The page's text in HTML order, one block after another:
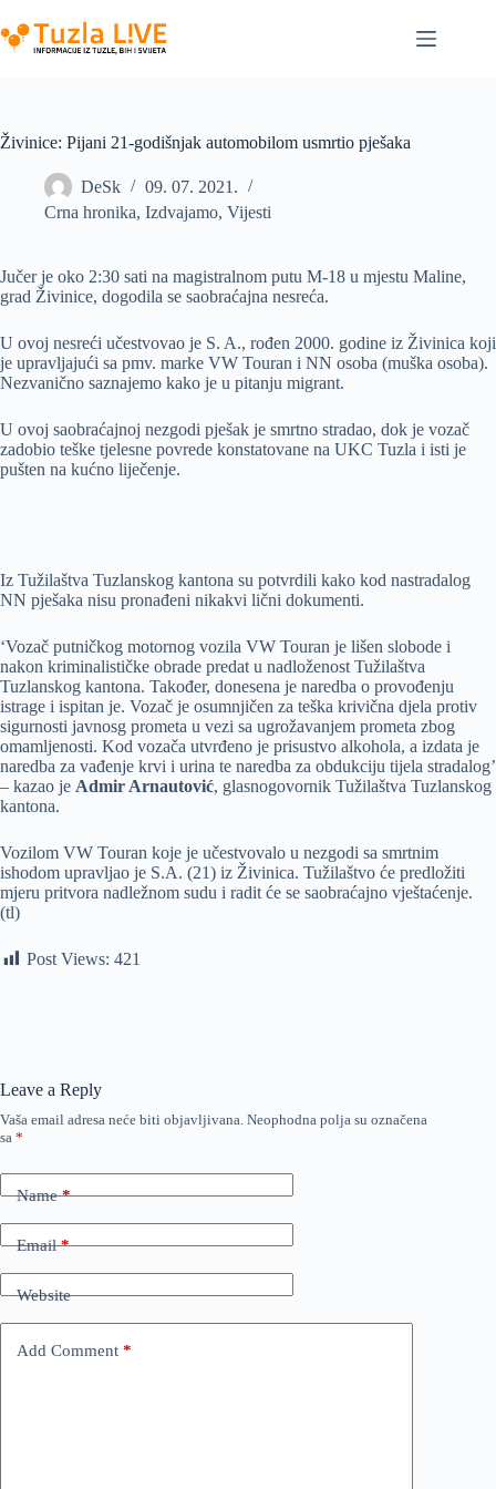
to
content
Živinice: Pijani 21-godišnjak automobilom usmrtio pješaka
DeSk
09. 07. 2021.
Crna hronika, Izdvajamo, Vijesti
Jučer je oko 2:30 sati na magistralnom putu M-18 u mjestu Maline,
grad Živinice, dogodila se saobraćajna nesreća.
U ovoj nesreći učestvovao je S. A., rođen 2000. godine iz Živinica koji
je upravljajući sa pmv. marke VW Touran i NN osoba (muška osoba).
Nezvanično saznajemo kako je u pitanju migrant.
U ovoj saobraćajnoj nezgodi pješak je smrtno stradao, dok je vozač
zadobio teške tjelesne povrede konstatovane na UKC Tuzla i isti je
pušten na kućno liječenje.
Iz Tužilaštva Tuzlanskog kantona su potvrdili kako kod nastradalog
NN pješaka nisu pronađeni nikakvi lični dokumenti.
‘Vozač putničkog motornog vozila VW Touran je lišen slobode i
nakon kriminalističke obrade predat u nadloženost Tužilaštva
Tuzlanskog kantona. Također, donesena je naredba o provođenju
istrage i ispitan je. Vozač je osumnjičen za teška krivična djela protiv
sigurnosti javnosg prometa u vezi sa ugrožavanjem prometa zbog
omamljenosti. Kod vozača utvrđeno je prisustvo alkohola, a izdata je
naredba za vađenje krvi i urina te naredba za obdukciju tijela stradalog’
– kazao je Admir Arnautović, glasnogovornik Tužilaštva Tuzlanskog
kantona.
Vozilom VW Touran koje je učestvovalo u nezgodi sa smrtnim
ishodom upravljao je S.A. (21) iz Živinica. Tužilaštvo će predložiti
mjeru pritvora nadležnom sudu i radit će se saobraćajno vještaćenje.
(tl)
Post Views: 421
Leave a Reply
Vaša email adresa neće biti objavljivana. Neophodna polja su označena
sa *
Name*
Email*
Website
Add Comment *